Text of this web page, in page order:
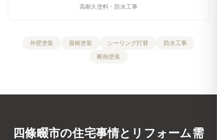
高耐久塗料・防水工事
外壁塗装 屋根塗装 シーリング打替
防水工事
断熱塗装
四條畷市の住宅事情とリフォーム需